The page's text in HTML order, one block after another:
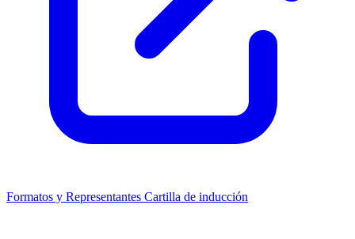
Formatos y Representantes Cartilla de inducción